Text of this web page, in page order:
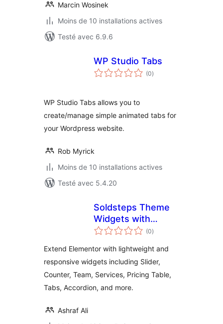
Marcin Wosinek
Moins de 10 installations actives
Testé avec 6.9.6
WP Studio Tabs
(0notes
en
)
WP Studio Tabs allows you to
create/manage simple animated tabs for
your Wordpress website.
Rob Myrick
Moins de 10 installations actives
Testé avec 5.4.20
Soldsteps Theme
Widgets with
Elementor
(0notes
en
)
Extend Elementor with lightweight and
responsive widgets including Slider,
Counter, Team, Services, Pricing Table,
Tabs, Accordion, and more.
Ashraf Ali